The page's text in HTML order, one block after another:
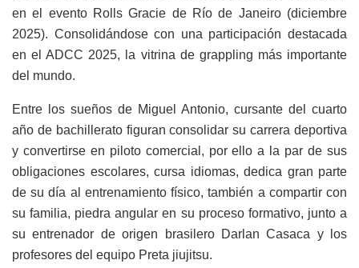
en el evento Rolls Gracie de Río de Janeiro (diciembre
2025). Consolidándose con una participación destacada
en el ADCC 2025, la vitrina de grappling más importante
del mundo.
Entre los sueños de Miguel Antonio, cursante del cuarto
año de bachillerato figuran consolidar su carrera deportiva
y convertirse en piloto comercial, por ello a la par de sus
obligaciones escolares, cursa idiomas, dedica gran parte
de su día al entrenamiento físico, también a compartir con
su familia, piedra angular en su proceso formativo, junto a
su entrenador de origen brasilero Darlan Casaca y los
profesores del equipo Preta jiujitsu.